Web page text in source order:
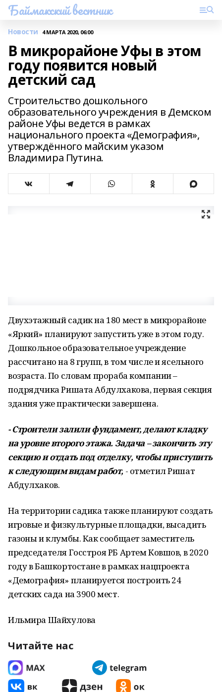
Баймакский вестник
Новости 4 МАРТА 2020, 06:00
В микрорайоне Уфы в этом
году появится новый
детский сад
Строительство дошкольного
образовательного учреждения в Демском
районе Уфы ведется в рамках
национального проекта «Демография»,
утверждённого майским указом
Владимира Путина.
Двухэтажный садик на 180 мест в микрорайоне
«Яркий» планируют запустить уже в этом году.
Дошкольное образовательное учреждение
рассчитано на 8 групп, в том числе и ясельного
возраста. По словам прораба компании –
подрядчика Ришата Абдулхакова, первая секция
здания уже практически завершена.
- Строители залили фундамент, делают кладку
на уровне второго этажа. Задача – закончить эту
секцию и отдать под отделку, чтобы приступить
к следующим видам работ, - отметил Ришат
Абдулхаков.
На территории садика также планируют создать
игровые и физкультурные площадки, высадить
газоны и клумбы. Как сообщает заместитель
председателя Госстроя РБ Артем Ковшов, в 2020
году в Башкортостане в рамках нацпроекта
«Демография» планируется построить 24
детских сада на 3900 мест.
Ильмира Шайхулова
Читайте нас